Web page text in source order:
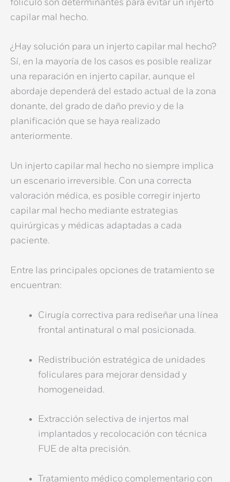
capilar mal hecho.
¿Hay solución para un injerto capilar mal hecho?
Sí, en la mayoría de los casos es posible realizar
una reparación en injerto capilar, aunque el
abordaje dependerá del estado actual de la zona
donante, del grado de daño previo y de la
planificación que se haya realizado
anteriormente.
Un injerto capilar mal hecho no siempre implica
un escenario irreversible. Con una correcta
valoración médica, es posible corregir injerto
capilar mal hecho mediante estrategias
quirúrgicas y médicas adaptadas a cada
paciente.
Entre las principales opciones de tratamiento se
encuentran:
Cirugía correctiva para rediseñar una línea
frontal antinatural o mal posicionada.
Redistribución estratégica de unidades
foliculares para mejorar densidad y
homogeneidad.
Extracción selectiva de injertos mal
implantados y recolocación con técnica
FUE de alta precisión.
Tratamiento médico complementario con